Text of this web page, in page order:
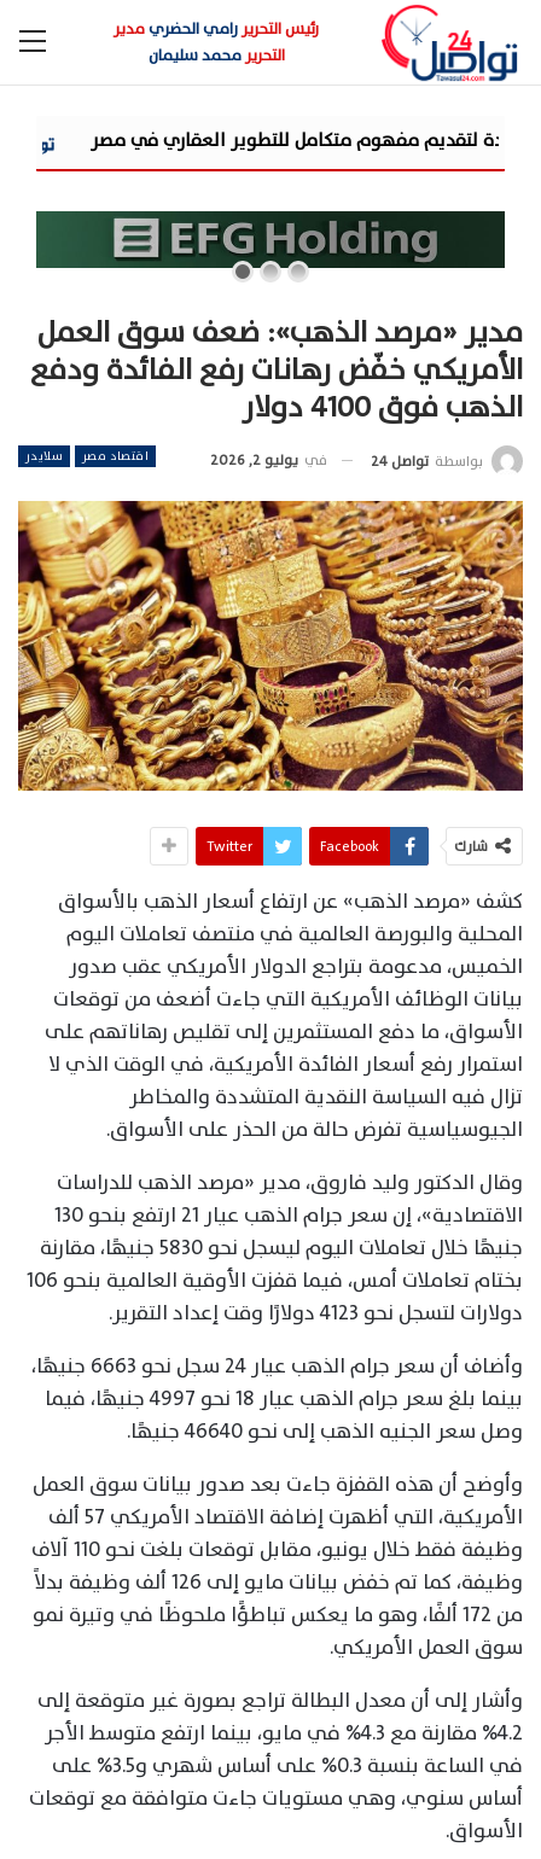
رئيس التحريررامي الحضريمدير
التحريرمحمد سليمان
شركة «AIG» تتعاون مع «CSCEC الصينية» بمشروع «AI Tower» بأعلى المعايير العالمية
مدير «مرصد الذهب»: ضعف سوق العمل
الأمريكي خفّض رهانات رفع الفائدة ودفع
الذهب فوق 4100 دولار
اقتصاد مصر سلايدر بواسطة تواصل 24 في يوليو 2, 2026
شارك Facebook
Twitter
كشف «مرصد الذهب» عن ارتفاع أسعار الذهب بالأسواق
المحلية والبورصة العالمية في منتصف تعاملات اليوم
الخميس، مدعومة بتراجع الدولار الأمريكي عقب صدور
بيانات الوظائف الأمريكية التي جاءت أضعف من توقعات
الأسواق، ما دفع المستثمرين إلى تقليص رهاناتهم على
استمرار رفع أسعار الفائدة الأمريكية، في الوقت الذي لا
تزال فيه السياسة النقدية المتشددة والمخاطر
الجيوسياسية تفرض حالة من الحذر على الأسواق.
وقال الدكتور وليد فاروق، مدير «مرصد الذهب للدراسات
الاقتصادية»، إن سعر جرام الذهب عيار 21 ارتفع بنحو 130
جنيهًا خلال تعاملات اليوم ليسجل نحو 5830 جنيهًا، مقارنة
بختام تعاملات أمس، فيما قفزت الأوقية العالمية بنحو 106
دولارات لتسجل نحو 4123 دولارًا وقت إعداد التقرير.
وأضاف أن سعر جرام الذهب عيار 24 سجل نحو 6663 جنيهًا،
بينما بلغ سعر جرام الذهب عيار 18 نحو 4997 جنيهًا، فيما
وصل سعر الجنيه الذهب إلى نحو 46640 جنيهًا.
وأوضح أن هذه القفزة جاءت بعد صدور بيانات سوق العمل
الأمريكية، التي أظهرت إضافة الاقتصاد الأمريكي 57 ألف
وظيفة فقط خلال يونيو، مقابل توقعات بلغت نحو 110 آلاف
وظيفة، كما تم خفض بيانات مايو إلى 126 ألف وظيفة بدلاً
من 172 ألفًا، وهو ما يعكس تباطؤًا ملحوظًا في وتيرة نمو
سوق العمل الأمريكي.
وأشار إلى أن معدل البطالة تراجع بصورة غير متوقعة إلى
4.2% مقارنة مع 4.3% في مايو، بينما ارتفع متوسط الأجر
في الساعة بنسبة 0.3% على أساس شهري و3.5% على
أساس سنوي، وهي مستويات جاءت متوافقة مع توقعات
الأسواق.